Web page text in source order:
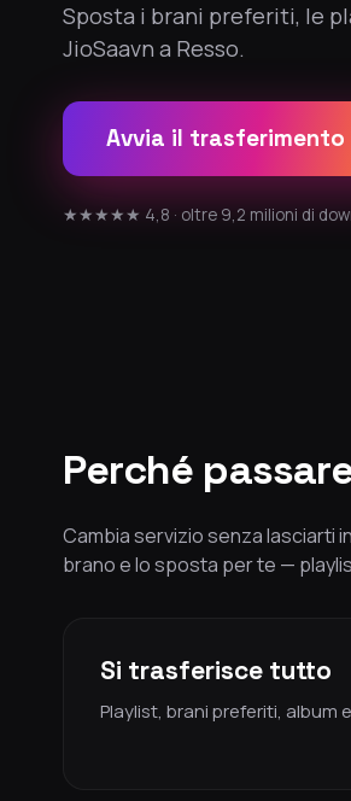
Sposta i brani preferiti, le
JioSaavn a Resso.
Avvia il
★★★★★ 4,8 · oltre 9,2 milioni di
Perché
Cambia servizio senza lasciarti
brano e lo sposta per te —
Si trasferisce tutto
Playlist, brani preferiti, album